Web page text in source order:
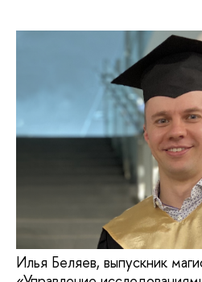
Илья Беляев, выпускник